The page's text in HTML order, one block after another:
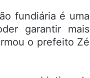
fundiária é uma
garantir mais
o prefeito Zé